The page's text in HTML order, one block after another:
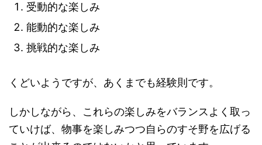
受動的な楽しみ
能動的な楽しみ
挑戦的な楽しみ
くどいようですが、あくまでも経験則です。
しかしながら、これらの楽しみをバランスよく取っ
ていけば、物事を楽しみつつ自らのすそ野を広げる